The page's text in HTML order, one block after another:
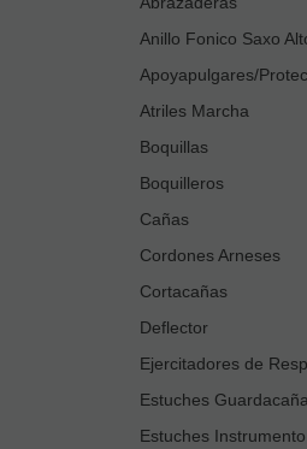
Anillo Fonico Saxo
Apoyapulgares/
Atriles Marcha
Boquillas
Boquilleros
Cañas
Cordones Arneses
Cortacañas
Deflector
Ejercitadores de
Estuches
Estuches Instrumento